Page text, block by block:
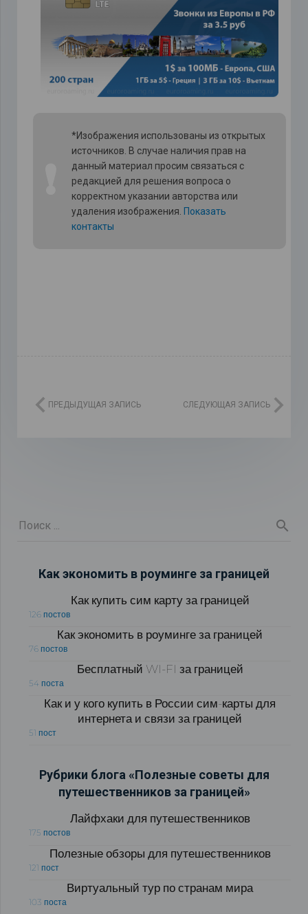
*Изображения использованы из открытых
источников. В случае наличия прав на
данный материал просим связаться с
редакцией для решения вопроса о
корректном указании авторства или
удаления изображения. Показать
контакты
ПРЕДЫДУЩАЯ ЗАПИСЬ СЛЕДУЮЩАЯ ЗАПИСЬ
Как экономить в роуминге за границей
Как купить сим карту за границей
126 постов
Как экономить в роуминге за границей
76 постов
Бесплатный WI-FI за границей
54 поста
Как и у кого купить в России сим-карты для
интернета и связи за границей
51 пост
Рубрики блога «Полезные советы для
путешественников за границей»
Лайфхаки для путешественников
175 постов
Полезные обзоры для путешественников
121 пост
Виртуальный тур по странам мира
103 поста